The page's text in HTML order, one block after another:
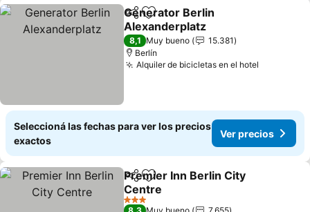
CompartirAñadir a favoritos
Generator Berlin
Alexanderplatz
8,1 Muy bueno
15.381
Berlín
Alquiler de bicicletas en el hotel
Seleccioná las fechas para ver los precios
exactos
Ver precios
CompartirAñadir a favoritos
Premier Inn Berlin City
Centre
3 Estrellas